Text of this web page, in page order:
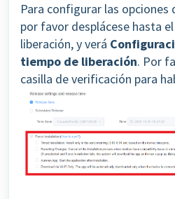
Para configurar las opciones
por favor desplácese hasta
liberación, y verá
tiempo de liberación. Por
casilla de verificación para